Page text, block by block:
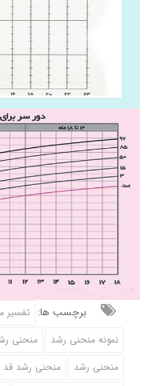
برچسب ها: تفسیر
نمونه منحنی رشد
منحنی
منحنی رشد
منحنی رشد قد